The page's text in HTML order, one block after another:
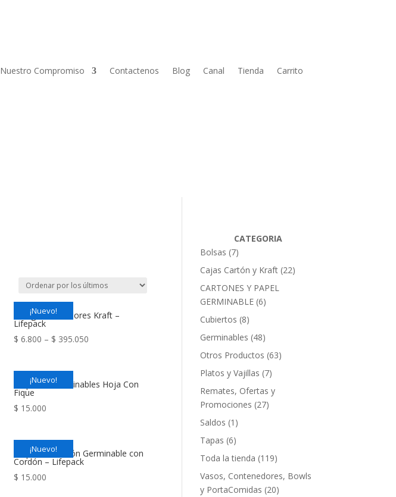
Nuestro Compromiso Contactenos Blog Canal Tienda Carrito
¡Nuevo!
Mangas Para Flores Kraft –
Lifepack
$ 6.800 – $ 395.050
¡Nuevo!
Etiquetas Germinables Hoja Con
Fique
$ 15.000
¡Nuevo!
Etiqueta Corazón Germinable con
Cordón – Lifepack
$ 15.000
CATEGORIA
Bolsas 77
productos
Cajas Cartón y Kraft 2222
CARTONES Y PAPEL
GERMINABLE 66
Cubiertos 88
productos
Germinables 4848
productos
Otros Productos 6363
Platos y Vajillas 77
Remates, Ofertas y
Promociones 2727
Saldos 1 1
producto
Tapas 66
productos
Toda la tienda 119119
productos
Vasos, Contenedores, Bowls
y PortaComidas 2020